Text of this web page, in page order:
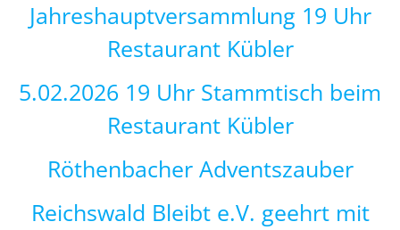
Jahreshauptversammlung 19 Uhr
Restaurant Kübler
5.02.2026 19 Uhr Stammtisch beim
Restaurant Kübler
Röthenbacher Adventszauber
Reichswald Bleibt e.V. geehrt mit